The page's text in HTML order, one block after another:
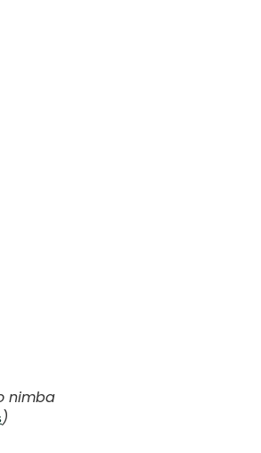
nimba
)